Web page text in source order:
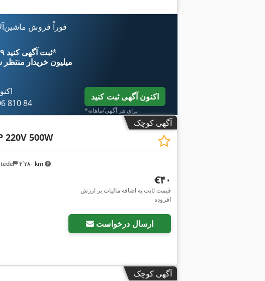
فوراً فروش
اکنون از ‎€۴٫۴۹ ثبت آگهی کنید*
۱۱ میلیون خریدار منتظر
810 84
اکنون آگهی ثبت کنید
*برای هر آگهی/ماهانه
آگهی کوچک
۴٬۲۸۰ km
220V 500W
‎€۴۰
قیمت ثابت به اضافه مالیات بر ارزش
افزوده
ارسال درخواست
آگهی کوچک